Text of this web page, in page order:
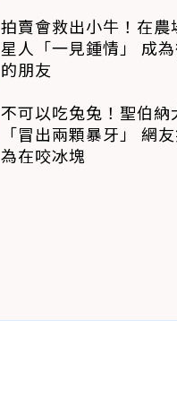
拍賣會救出小牛！在農
星人「一見鍾情」 成
的朋友
不可以吃兔兔！聖伯納
「冒出兩顆暴牙」 網
為在咬冰塊